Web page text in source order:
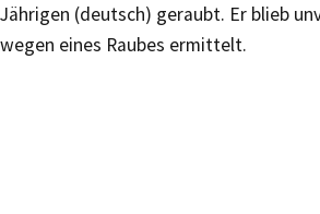
Jährigen (deutsch) geraubt. Er blieb
wegen eines Raubes ermittelt.